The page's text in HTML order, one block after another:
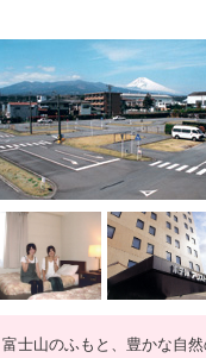
富士山のふもと、豊かな自